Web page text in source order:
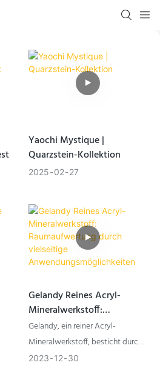
Yaochi Mystique |
Quarzstein-Kollektion
2025 02 27
Gelandy Reines Acryl-
Mineralwerkstoff:
Raumaufwertung Durch
Vielseitige
Anwendungsmöglichkeiten
Gelandy, ein reiner Acryl-
Mineralwerkstoff, besticht durch
seine bemerkenswerte
2023 12 30